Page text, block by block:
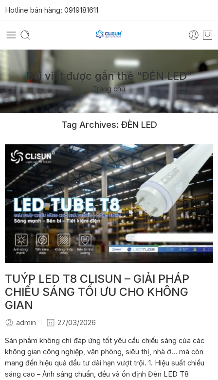
Hotline bán hàng: 0919181611
Bài viết được gắn thẻ “ĐÈN LED”
Trang chủ
Tag Archives: ĐÈN LED
TUÝP LED T8 CLISUN – GIẢI PHÁP
CHIẾU SÁNG TỐI ƯU CHO KHÔNG
GIAN
admin 27/03/2026
Sản phẩm không chỉ đáp ứng tốt yêu cầu chiếu sáng của các
không gian công nghiệp, văn phòng, siêu thị, nhà ở… mà còn
mang đến hiệu quả đầu tư dài hạn vượt trội. 1. Hiệu suất chiếu
sáng cao – Ánh sáng chuẩn, đều và ổn định Đèn LED T8